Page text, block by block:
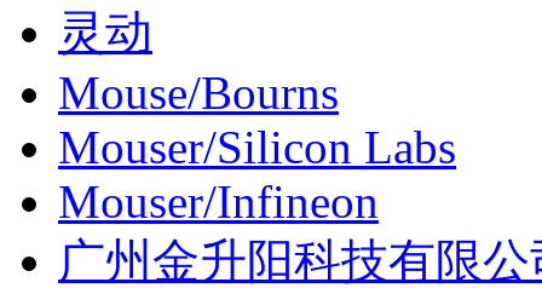
灵动
Mouse/Bourns
Mouser/Silicon Labs
Mouser/Infineon
广州金升阳科技有限公